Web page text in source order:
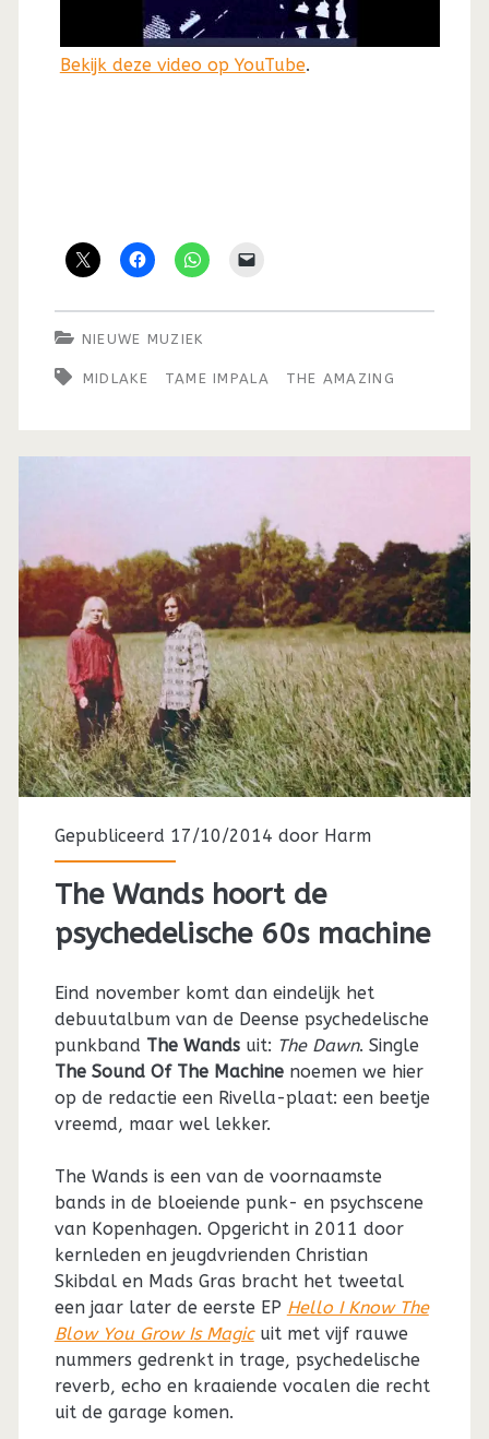
Bekijk deze video op YouTube.
NIEUWE MUZIEK
MIDLAKE TAME IMPALA THE AMAZING
Gepubliceerd 17/10/2014 door Harm
The Wands hoort de
psychedelische 60s machine
Eind november komt dan eindelijk het
debuutalbum van de Deense psychedelische
punkband The Wandsuit: The Dawn. Single
The Sound Of The Machinenoemen we hier
op de redactie een Rivella-plaat: een beetje
vreemd, maar wel lekker.
The Wands is een van de voornaamste
bands in de bloeiende punk- en psychscene
van Kopenhagen. Opgericht in 2011 door
kernleden en jeugdvrienden Christian
Skibdal en Mads Gras bracht het tweetal
een jaar later de eerste EP Hello I Know The
Blow You Grow Is Magicuit met vijf rauwe
nummers gedrenkt in trage, psychedelische
reverb, echo en kraaiende vocalen die recht
uit de garage komen.